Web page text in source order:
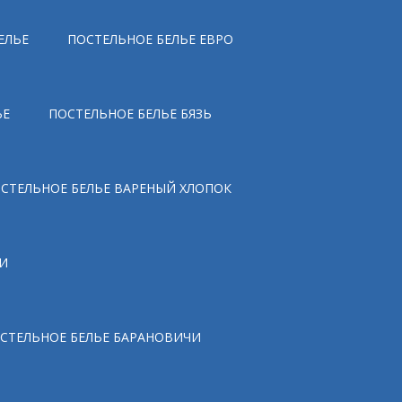
ПОСТЕЛЬНОЕ БЕЛЬЕ ЕВРО
ПОСТЕЛЬНОЕ БЕЛЬЕ БЯЗЬ
БЕЛЬЕ ВАРЕНЫЙ ХЛОПОК
БЕЛЬЕ БАРАНОВИЧИ